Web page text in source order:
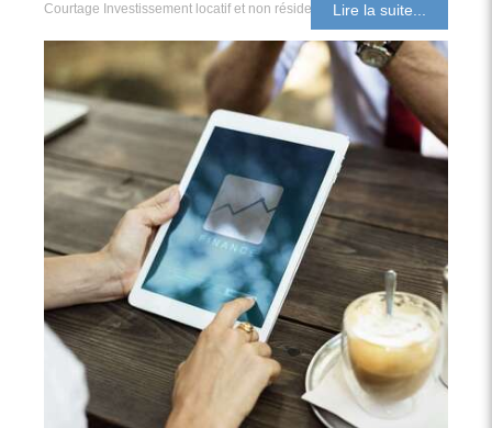
Courtage Investissement locatif et non résident Lire la suite...